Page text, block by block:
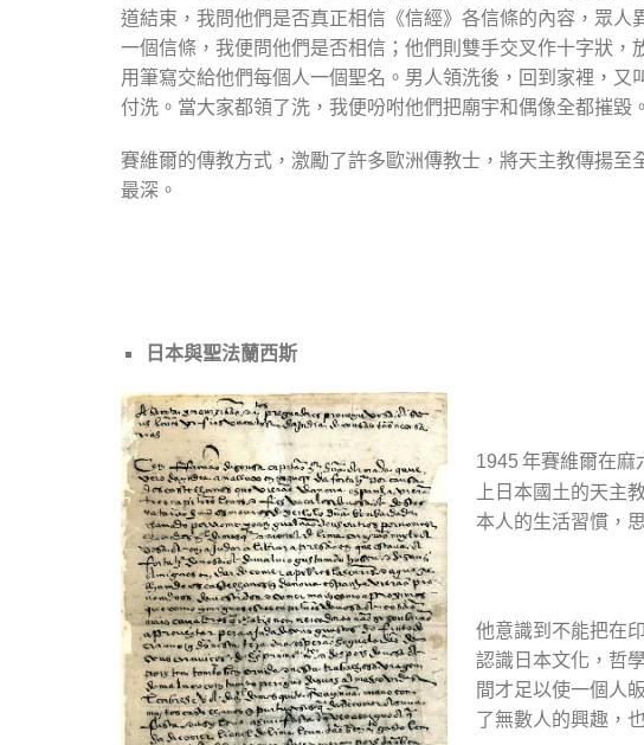
道結束，我問他們是否真正相信《信經》各信條的內容，眾
一個信條，我便問他們是否相信；他們則雙手交叉作十字狀
用筆寫交給他們每個人一個聖名。男人領洗後，回到家裡，
付洗。當大家都領了洗，我便吩咐他們把廟宇和偶像全都摧毀
賽維爾的傳教方式，激勵了許多歐洲傳教士，將天主教傳揚
最深。
日本與聖法蘭西斯
1945年賽維爾在麻
上日本國土的天主
本人的生活習慣，
他意識到不能把在
認識日本文化，哲
間才足以使一個人
了無數人的興趣，